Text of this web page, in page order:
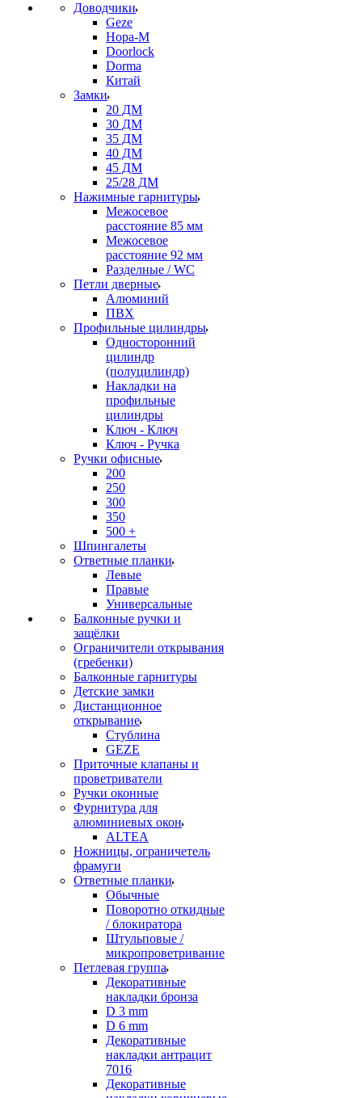
Доводчики
Geze
Нора-М
Doorlock
Dorma
Китай
Замки
20 ДМ
30 ДМ
35 ДМ
40 ДМ
45 ДМ
25/28 ДМ
Нажимные гарнитуры
Межосевое
расстояние 85 мм
Межосевое
расстояние 92 мм
Разделные / WC
Петли дверные
Алюминий
ПВХ
Профильные цилиндры
Односторонний
цилиндр
(полуцилиндр)
Накладки на
профильные
цилиндры
Ключ - Ключ
Ключ - Ручка
Ручки офисные
200
250
300
350
500 +
Шпингалеты
Ответные планки
Левые
Правые
Универсальные
Балконные ручки и
защёлки
Ограничители открывания
(гребенки)
Балконные гарнитуры
Детские замки
Дистанционное
открывание
Стублина
GEZE
Приточные клапаны и
проветриватели
Ручки оконные
Фурнитура для
алюминиевых окон
ALTEA
Ножницы, ограничетель
фрамуги
Ответные планки
Обычные
Поворотно откидные
/ блокиратора
Штульповые /
микропроветривание
Петлевая группа
Декоративные
накладки бронза
D 3 mm
D 6 mm
Декоративные
накладки антрацит
7016
Декоративные